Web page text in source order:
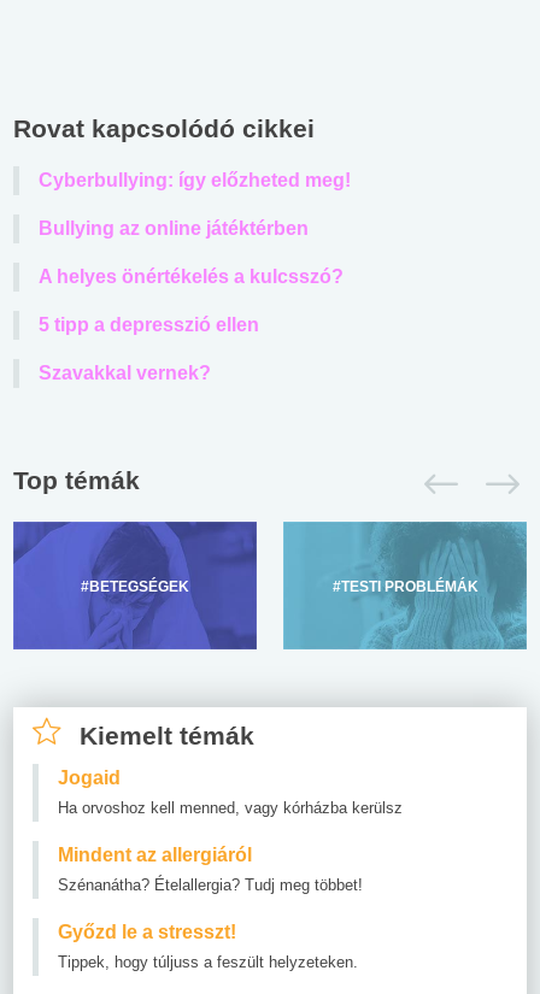
Rovat kapcsolódó cikkei
Cyberbullying: így előzheted meg!
Bullying az online játéktérben
A helyes önértékelés a kulcsszó?
5 tipp a depresszió ellen
Szavakkal vernek?
Top témák
#BETEGSÉGEK #TESTI PROBLÉMÁK
Kiemelt témák
Jogaid
Ha orvoshoz kell menned, vagy kórházba kerülsz
Mindent az allergiáról
Szénanátha? Ételallergia? Tudj meg többet!
Győzd le a stresszt!
Tippek, hogy túljuss a feszült helyzeteken.